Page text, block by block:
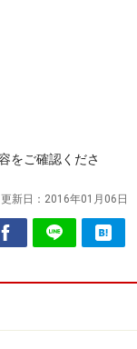
をご確認くださ
更新日： 2016年01月06日